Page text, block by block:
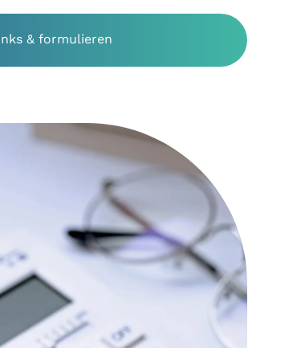
& formulieren